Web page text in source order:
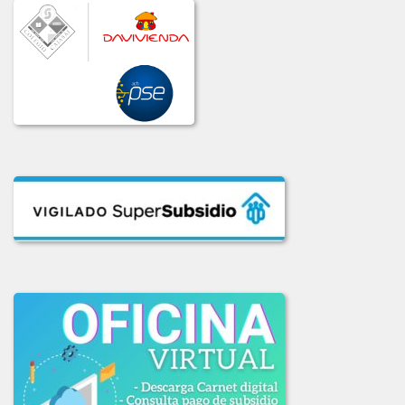
COMUNICADO_ADJUDICACION_LIC_No_002-2020.pdf
COMUNICADO_ADJ_LIC-003_2020.PDF
INFORME_LICITACION_OFERTAS_004-2020.pdf
INFORME_LIC_OFERTAS_001-2020.pdf
LICITACION_004-2020.pdf
LICITACION_OFERTAS_001-2020.PDF
LICITACION_OFERTAS_002_2020.pdf
2019